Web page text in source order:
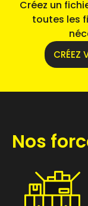
Créez un
toutes les
CRÉEZ
Nos